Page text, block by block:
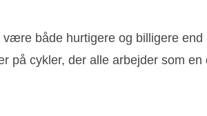
både hurtigere og billigere
på cykler, der alle arbejder som